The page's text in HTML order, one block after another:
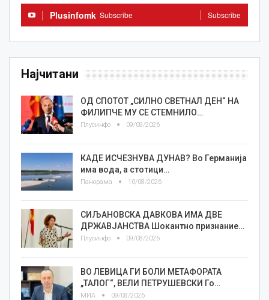
Plusinfomk Subscribe Subscribe
Најчитани
ОД СПОТОТ „СИЛНО СВЕТНАЛ ДЕН“ НА
ФИЛИПЧЕ МУ СЕ СТЕМНИЛО…
Плусинфо 09/08/2026
КАДЕ ИСЧЕЗНУВА ДУНАВ? Во Германија
има вода, а стотици…
Панорама 10/08/2026
СИЉАНОВСКА ДАВКОВА ИМА ДВЕ
ДРЖАВЈАНСТВА Шокантно признание…
Плусинфо 09/08/2026
ВО ЛЕВИЦА ГИ БОЛИ МЕТАФОРАТА
„ТАЛОГ“, ВЕЛИ ПЕТРУШЕВСКИ Го…
МИА 09/08/2026